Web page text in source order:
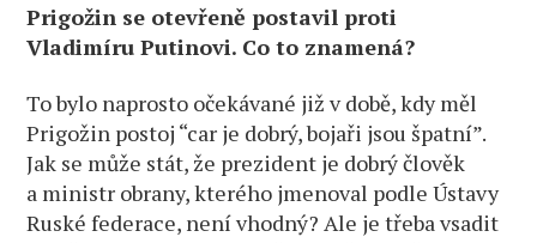
Prigožin se otevřeně postavil proti
Vladimíru Putinovi. Co to znamená?
To bylo naprosto očekávané již v době, kdy měl
Prigožin postoj “car je dobrý, bojaři jsou špatní”.
Jak se může stát, že prezident je dobrý člověk
a ministr obrany, kterého jmenoval podle Ústavy
Ruské federace, není vhodný? Ale je třeba vsadit